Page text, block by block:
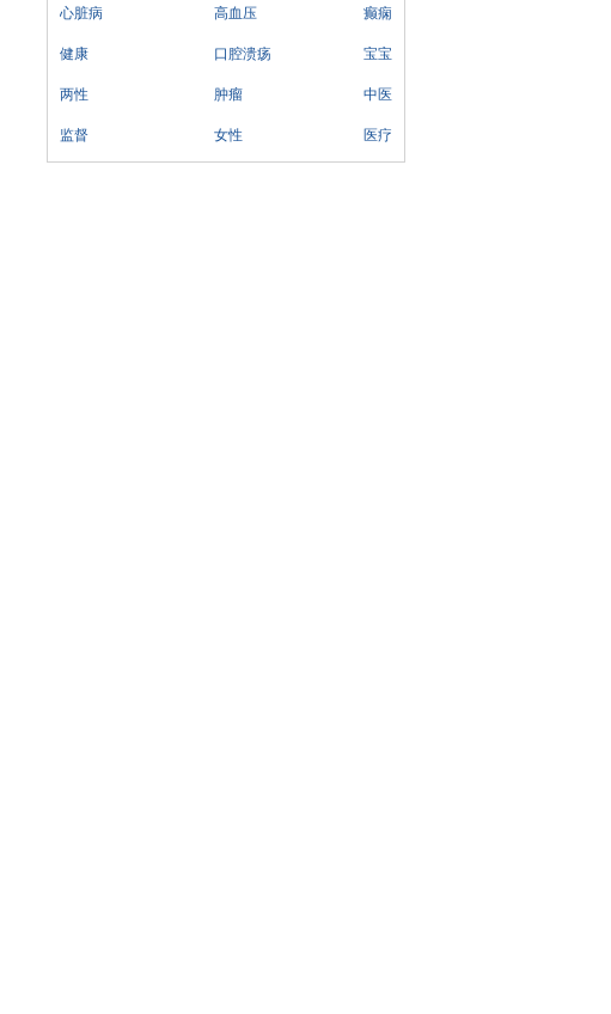
心脏病 高血压 癫痫
健康 口腔溃疡 宝宝
两性 肿瘤 中医
监督 女性 医疗